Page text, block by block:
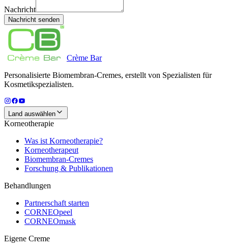
Nachricht
Nachricht senden
Crème Bar
Personalisierte Biomembran-Cremes, erstellt von Spezialisten für
Kosmetikspezialisten.
Land auswählen
Korneotherapie
Was ist Korneotherapie?
Korneotherapeut
Biomembran-Cremes
Forschung & Publikationen
Behandlungen
Partnerschaft starten
CORNEOpeel
CORNEOmask
Eigene Creme